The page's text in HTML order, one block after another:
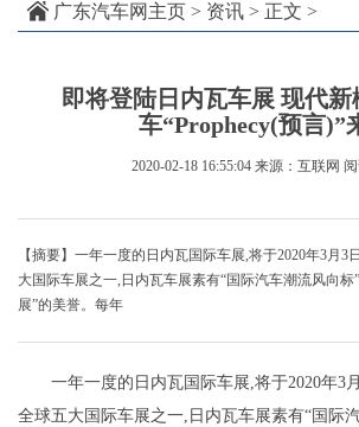
广东汽车网主页 > 资讯 > 正文 >
即将登陆日内瓦车展 现代
车“Prophecy(预言)”
2020-02-18 16:55:04 来源：互联网
【摘要】一年一度的日内瓦国际车展,将于2020年3月3
大国际车展之一,日内瓦车展素有“国际汽车潮流风向标
展”的美誉。每年
一年一度的日内瓦国际车展,将于2020年3
全球五大国际车展之一,日内瓦车展素有“国际